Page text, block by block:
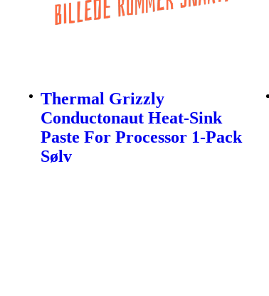
Thermal Grizzly
Conductonaut Heat-Sink
Paste For Processor 1-Pack
Sølv